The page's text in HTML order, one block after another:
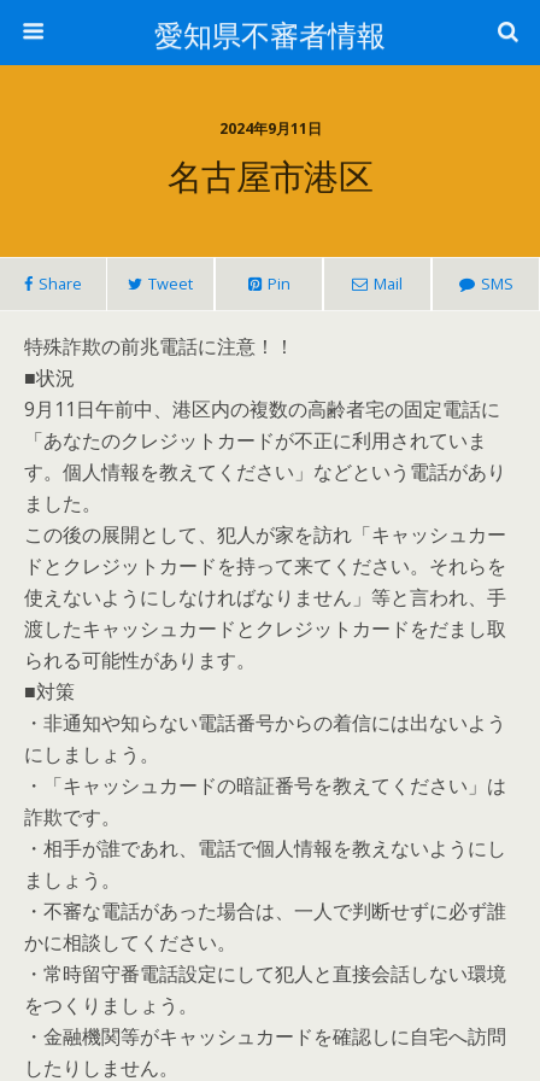
愛知県不審者情報
2024年9月11日
名古屋市港区
Share Tweet Pin Mail SMS
特殊詐欺の前兆電話に注意！！
■状況
9月11日午前中、港区内の複数の高齢者宅の固定電話に
「あなたのクレジットカードが不正に利用されていま
す。個人情報を教えてください」などという電話があり
ました。
この後の展開として、犯人が家を訪れ「キャッシュカー
ドとクレジットカードを持って来てください。それらを
使えないようにしなければなりません」等と言われ、手
渡したキャッシュカードとクレジットカードをだまし取
られる可能性があります。
■対策
・非通知や知らない電話番号からの着信には出ないよう
にしましょう。
・「キャッシュカードの暗証番号を教えてください」は
詐欺です。
・相手が誰であれ、電話で個人情報を教えないようにし
ましょう。
・不審な電話があった場合は、一人で判断せずに必ず誰
かに相談してください。
・常時留守番電話設定にして犯人と直接会話しない環境
をつくりましょう。
・金融機関等がキャッシュカードを確認しに自宅へ訪問
したりしません。